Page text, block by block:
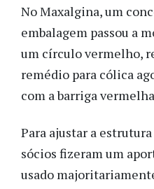
No Maxalgina, um
embalagem passou a
um círculo vermelho,
remédio para cólica
com a barriga
Para ajustar a
sócios fizeram um
usado